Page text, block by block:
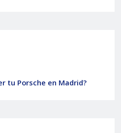
tu Porsche en Madrid?